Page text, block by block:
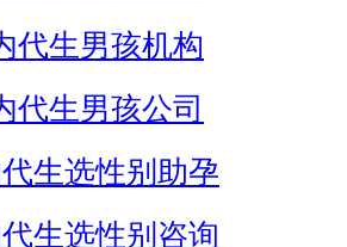
代生男孩机构
代生男孩公司
生选性别助孕
生选性别咨询